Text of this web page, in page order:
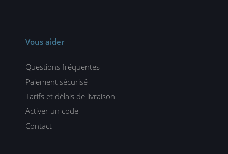
Vous aider
Questions fréquentes
Paiement sécurisé
Tarifs et délais de livraison
Activer un code
Contact